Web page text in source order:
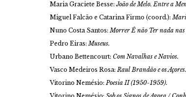
Maria Graciete Besse:João de Melo. Entre a
Miguel Falcão e Catarina Firmo (coord.):
Nuno Costa Santos:Morrer É não Ter nada nas
Pedro Eiras:Museus.
Urbano Bettencourt: Com Navalhas e Navios.
Vasco Medeiros Rosa:Raul Brandão e os Açores.
Vitorino Nemésio:Poesia II (1950-1959).